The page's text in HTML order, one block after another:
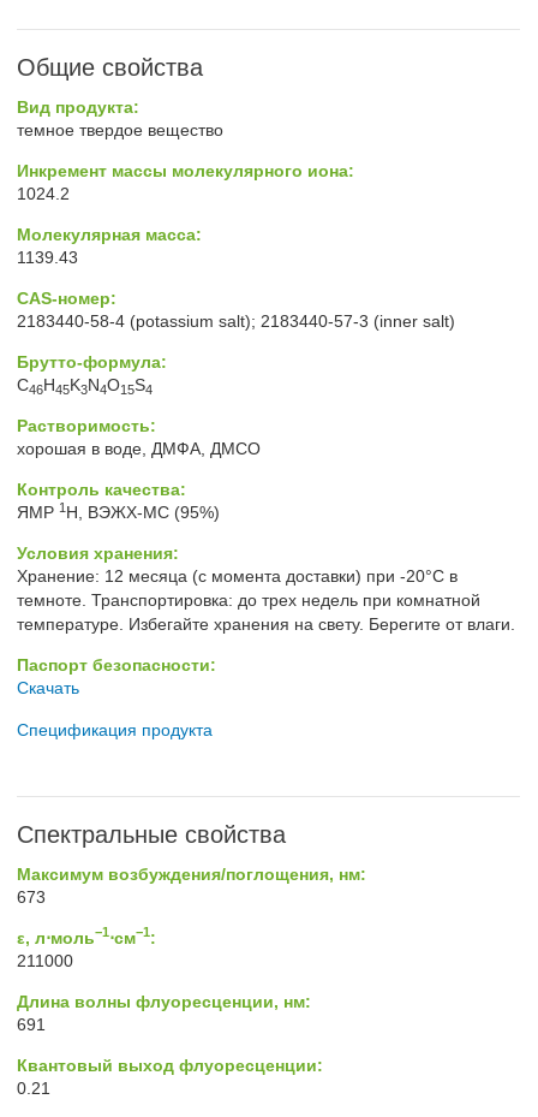
Общие свойства
Вид продукта:
темное твердое вещество
Инкремент массы молекулярного иона:
1024.2
Молекулярная масса:
1139.43
CAS-номер:
2183440-58-4 (potassium salt); 2183440-57-3 (inner salt)
Брутто-формула:
C46H45K3N4O15S4
Растворимость:
хорошая в воде, ДМФА, ДМСО
Контроль качества:
ЯМР 1 H, ВЭЖХ-МС (95%)
Условия хранения:
Хранение: 12 месяца (с момента доставки) при -20°C в
темноте. Транспортировка: до трех недель при комнатной
температуре. Избегайте хранения на свету. Берегите от влаги.
Паспорт безопасности:
Скачать
Спецификация продукта
Спектральные свойства
Максимум возбуждения/поглощения, нм:
673
ε, л⋅моль−1⋅см−1:
211000
Длина волны флуоресценции, нм:
691
Квантовый выход флуоресценции:
0.21